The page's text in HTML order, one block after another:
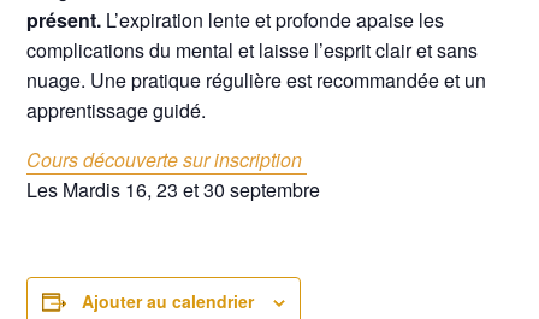
présent. L’expiration lente et profonde apaise les
complications du mental et laisse l’esprit clair et sans
nuage. Une pratique régulière est recommandée et un
apprentissage guidé.
Cours découverte sur inscription
Les Mardis 16, 23 et 30 septembre
Ajouter au calendrier